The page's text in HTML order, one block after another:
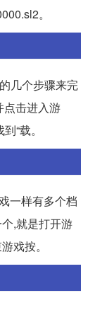
。
几个步骤来完
点击进入游
“载。
一样有多个档
,就是打开游
戏按。